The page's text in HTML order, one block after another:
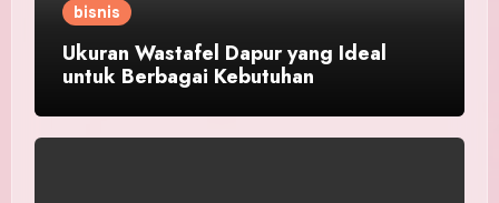
bisnis
Ukuran Wastafel Dapur yang Ideal
untuk Berbagai Kebutuhan